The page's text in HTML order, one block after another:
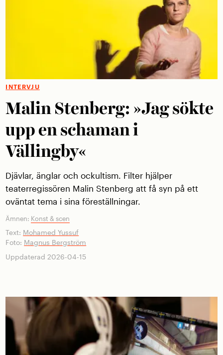
INTERVJU
Malin Stenberg: »Jag sökte
upp en schaman i
Vällingby«
Djävlar, änglar och ockultism. Filter hjälper
teaterregissören Malin Stenberg att få syn på ett
oväntat tema i sina föreställningar.
Ämnen: Konst & scen
Text: Mohamed Yussuf
Foto: Magnus Bergström
Uppdaterad 2026-04-15